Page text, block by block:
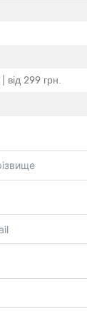
від 299 грн.